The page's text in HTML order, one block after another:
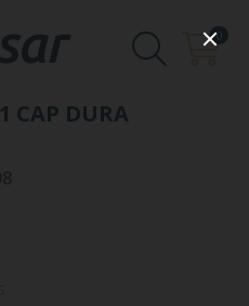
0
CAP DURA